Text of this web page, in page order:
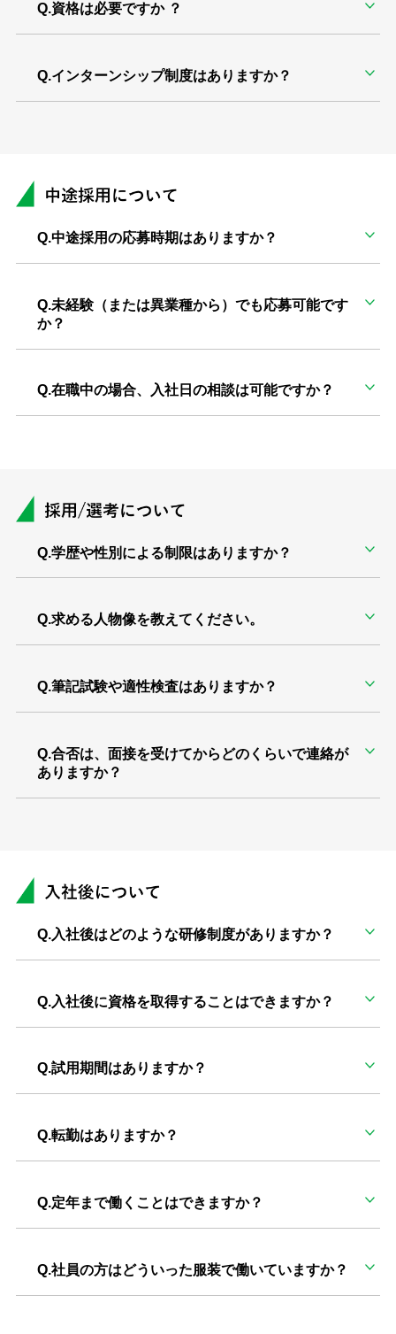
Q.資格は必要ですか ？
Q.インターンシップ制度はありますか？
Q.中途採用の応募時期はありますか？
Q.未経験（または異業種から）でも応募可能です
か？
Q.在職中の場合、入社日の相談は可能ですか？
Q.学歴や性別による制限はありますか？
Q.求める人物像を教えてください。
Q.筆記試験や適性検査はありますか？
Q.合否は、面接を受けてからどのくらいで連絡が
ありますか？
Q.入社後はどのような研修制度がありますか？
Q.入社後に資格を取得することはできますか？
Q.試用期間はありますか？
Q.転勤はありますか？
Q.定年まで働くことはできますか？
Q.社員の方はどういった服装で働いていますか？